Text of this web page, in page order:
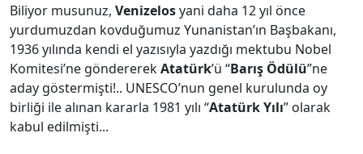
Biliyor musunuz, Venizelosyani daha 12 yıl önce
yurdumuzdan kovduğumuz Yunanistan’ın Başbakanı,
1936 yılında kendi el yazısıyla yazdığı mektubu Nobel
Komitesi’ne göndererekAtatürk’ü “Barış Ödülü”ne
aday göstermişti!.. UNESCO’nun genel kurulunda oy
birliği ile alınan kararla 1981 yılı “Atatürk Yılı” olarak
kabul edilmişti...